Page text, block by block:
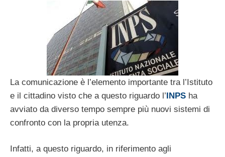
La comunicazione è l’elemento importante tra l’Istituto
e il cittadino visto che a questo riguardo l’INPS ha
avviato da diverso tempo sempre più nuovi sistemi di
confronto con la propria utenza.
Infatti, a questo riguardo, in riferimento agli